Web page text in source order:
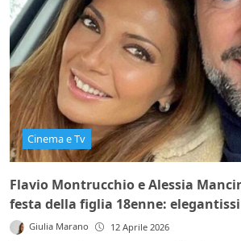
Cinema e Tv
Flavio Montrucchio e Alessia
festa della figlia 18enne:
Giulia Marano 12 Aprile 2026